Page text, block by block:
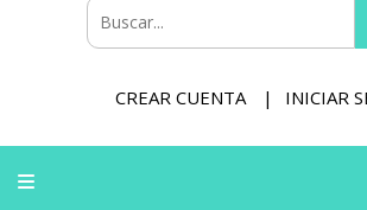
CREAR CUENTA INICIAR